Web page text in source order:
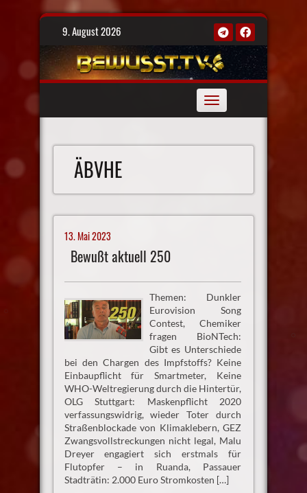
Skip
9. August 2026
Toggle
navigation
ÄBVHE
13. Mai 2023
Bewußt aktuell 250
Themen: Dunkler
Eurovision Song
Contest, Chemiker
fragen BioNTech:
Gibt es Unterschiede
bei den Chargen des Impfstoffs? Keine
Einbaupflicht für Smartmeter, Keine
WHO-Weltregierung durch die Hintertür,
OLG Stuttgart: Maskenpflicht 2020
verfassungswidrig, wieder Toter durch
Straßenblockade von Klimaklebern, GEZ
Zwangsvollstreckungen nicht legal, Malu
Dreyer engagiert sich erstmals für
Flutopfer – in Ruanda, Passauer
Stadträtin: 2.000 Euro Stromkosten […]